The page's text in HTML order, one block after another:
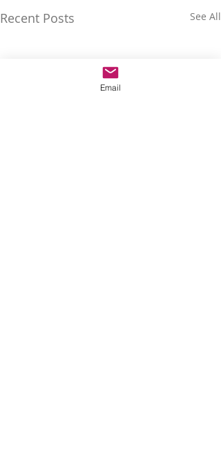
Recent Posts See All
Email